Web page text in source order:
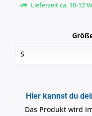
Lieferzeit ca. 10-12
Hier kannst du
Das Produkt wird